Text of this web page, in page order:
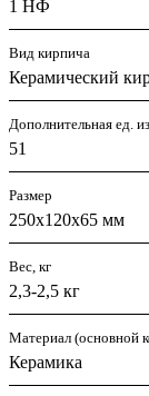
1 НФ
Вид кирпича
Керамический
Дополнительная ед.
51
Размер
250x120x65 мм
Вес, кг
2,3-2,5 кг
Материал (основной
Керамика